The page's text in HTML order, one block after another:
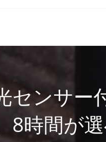
センサー
8時間が